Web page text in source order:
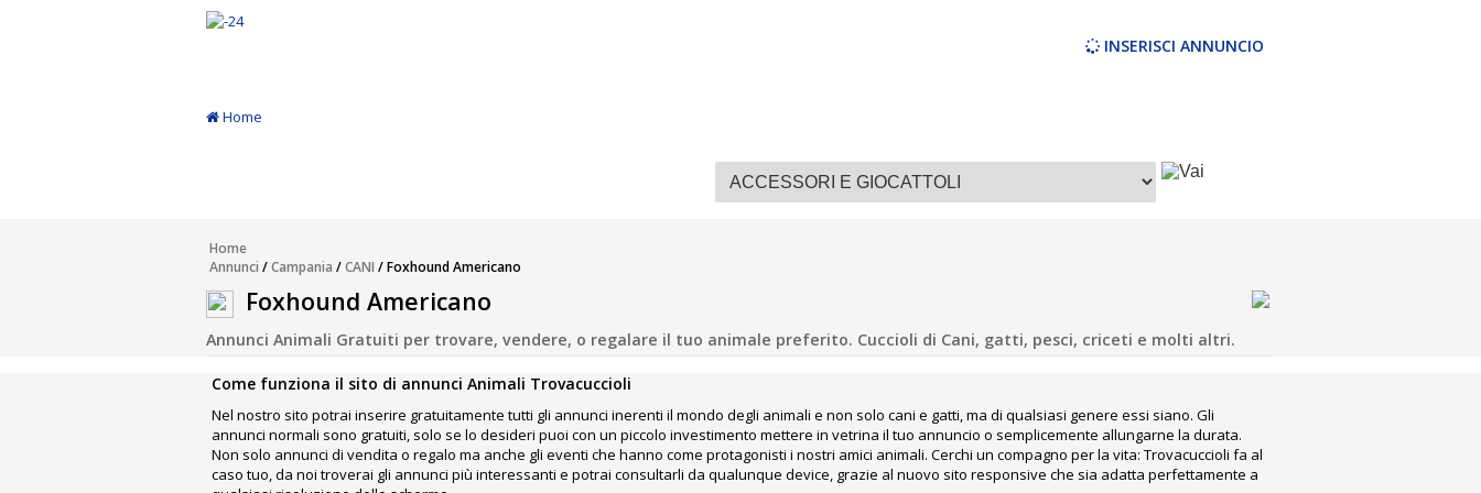
INSERISCI ANNUNCIO
Home
Modifica
Campania
Home
Annunci /Campania /CANI / Foxhound Americano
Foxhound Americano
Annunci Animali Gratuiti per trovare, vendere, o regalare il tuo animale preferito. Cuccioli di Cani, gatti, pesci, criceti e molti altri.
Come funziona il sito di annunci Animali Trovacuccioli
Nel nostro sito potrai inserire gratuitamente tutti gli annunci inerenti il mondo degli animali e non solo cani e gatti, ma di qualsiasi genere essi siano. Gli
annunci normali sono gratuiti, solo se lo desideri puoi con un piccolo investimento mettere in vetrina il tuo annuncio o semplicemente allungarne la durata.
Non solo annunci di vendita o regalo ma anche gli eventi che hanno come protagonisti i nostri amici animali. Cerchi un compagno per la vita: Trovacuccioli fa al
caso tuo, da noi troverai gli annunci più interessanti e potrai consultarli da qualunque device, grazie al nuovo sito responsive che sia adatta perfettamente a